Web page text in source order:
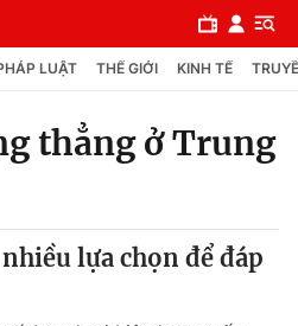
LUẬT THẾ GIỚI KINH TẾ
thẳng ở Trung
lựa chọn để đáp